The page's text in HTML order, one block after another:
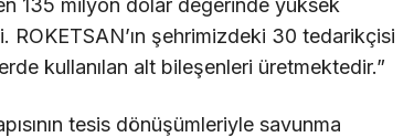
135 milyon dolar değerinde yüksek
şehrimizdeki 30 tedarikçisi
kullanılan alt bileşenleri üretmektedir.”
tesis dönüşümleriyle savunma